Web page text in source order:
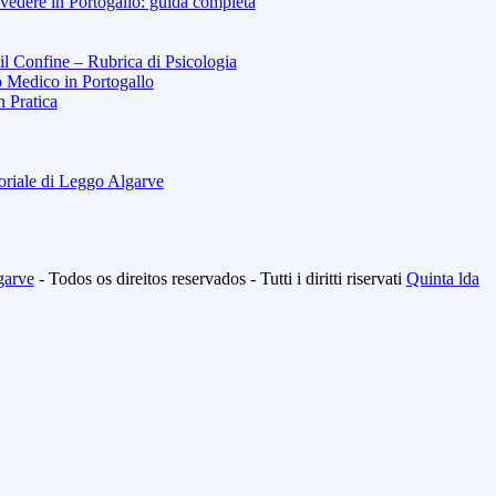
Confine – Rubrica di Psicologia
Medico in Portogallo
Pratica
di Leggo Algarve
- Todos os direitos reservados - Tutti i diritti riservati Quinta lda